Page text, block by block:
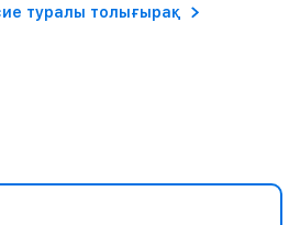
туралы толығырақ